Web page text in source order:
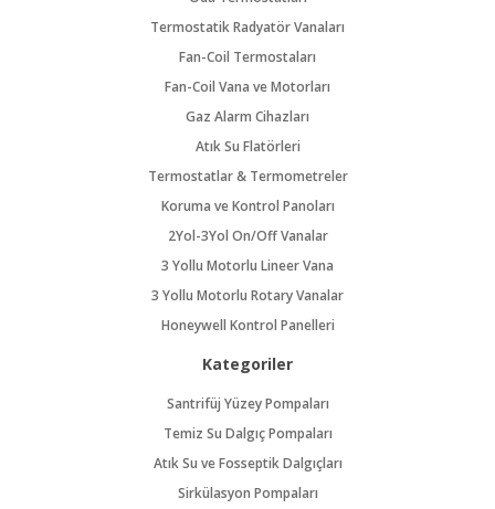
Termostatik Radyatör Vanaları
Fan-Coil Termostaları
Fan-Coil Vana ve Motorları
Gaz Alarm Cihazları
Atık Su Flatörleri
Termostatlar & Termometreler
Koruma ve Kontrol Panoları
2Yol-3Yol On/Off Vanalar
3 Yollu Motorlu Lineer Vana
3 Yollu Motorlu Rotary Vanalar
Honeywell Kontrol Panelleri
Kategoriler
Santrifüj Yüzey Pompaları
Temiz Su Dalgıç Pompaları
Atık Su ve Fosseptik Dalgıçları
Sirkülasyon Pompaları